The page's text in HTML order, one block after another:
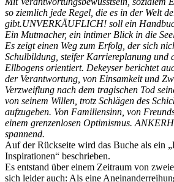
so ziemlich jede Regel, die es in der Welt
gibt.UNVERKÄUFLICH! soll ein
Ein Mutmacher, ein intimer Blick in die
Es zeigt einen Weg zum Erfolg, der sich
Schulbildung, steifer Karriereplanung und
Ellbogens orientiert. Dekeyser berichtet
der Verantwortung, von Einsamkeit und
Verzweiflung nach dem tragischen Tod
von seinem Willen, trotz Schlägen des
aufzugeben. Von Familiensinn, von
einem grenzenlosen Optimismus.
spannend.
Auf der Rückseite wird das Buche als ein
Inspirationen“ beschrieben.
Es entstand über einem Zeitraum von
sich leider auch: Als eine